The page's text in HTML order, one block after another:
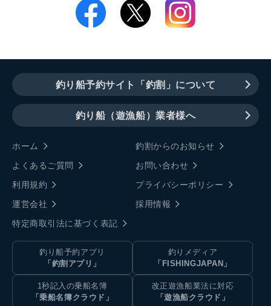
釣り船予約サイト「釣割」について
釣り船（遊漁船）業者様へ
ホーム
釣割からのお知らせ
よくあるご質問
お問い合わせ
利用規約
プライバシーポリシー
運営会社
採用情報
特定商取引法に基づく表記
釣り船予約アプリ
「釣割アプリ」
釣りメディア
「FISHINGJAPAN」
1秒記入の乗船名簿
「乗船名簿クラウド」
改正遊漁船業法に対応
「遊漁船クラウド」